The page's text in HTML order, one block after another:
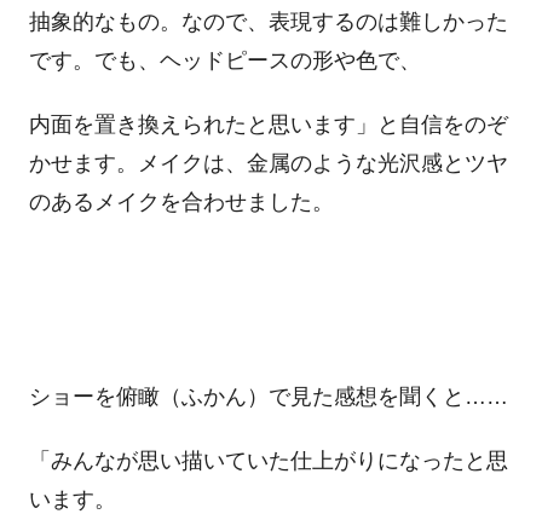
抽象的なもの。なので、表現するのは難しかった
です。でも、ヘッドピースの形や色で、
内面を置き換えられたと思います」と自信をのぞ
かせます。メイクは、金属のような光沢感とツヤ
のあるメイクを合わせました。
ショーを俯瞰（ふかん）で見た感想を聞くと……
「みんなが思い描いていた仕上がりになったと思
います。